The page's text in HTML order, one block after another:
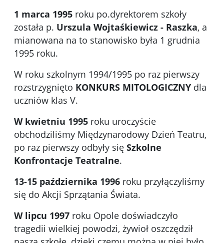
1 marca 1995 roku po.dyrektorem szkoły
została p. Urszula Wojtaśkiewicz - Raszka, a
mianowana na to stanowisko była 1 grudnia
1995 roku.
W roku szkolnym 1994/1995 po raz pierwszy
rozstrzygnięto KONKURS MITOLOGICZNY dla
uczniów klas V.
W kwietniu 1995 roku uroczyście
obchodziliśmy Międzynarodowy Dzień Teatru,
po raz pierwszy odbyły się Szkolne
Konfrontacje Teatralne.
13-15 października 1996 roku przyłączyliśmy
się do Akcji Sprzątania Świata.
W lipcu 1997 roku Opole doświadczyło
tragedii wielkiej powodzi, żywioł oszczędził